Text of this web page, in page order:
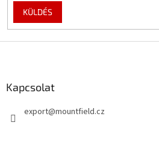
KÜLDÉS
Kapcsolat
export@mountfield.cz